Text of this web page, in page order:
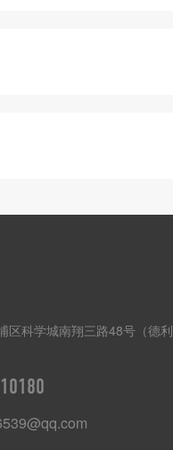
区科学城南翔三路48号（德